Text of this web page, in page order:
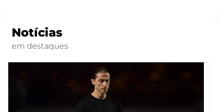
Notícias
em destaques